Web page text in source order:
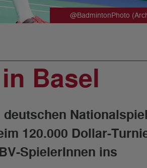
@BadmintonPhoto
Basel
120.000 Dollar-
SpielerInnen ins